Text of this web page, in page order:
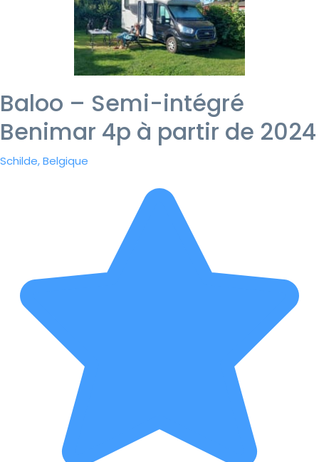
Baloo – Semi-intégré
Benimar 4p à partir de 2024
Schilde, Belgique